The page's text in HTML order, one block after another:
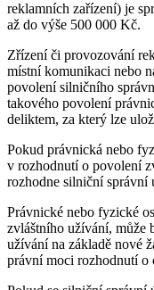
reklamních zařízení) je
až do výše 500 000 Kč.
Zřízení či provozování
místní komunikaci nebo
povolení silničního
takového povolení
deliktem, za který lze
Pokud právnická nebo
v rozhodnutí o povolení
rozhodne silniční správní
Právnické nebo fyzické
zvláštního užívání, může
užívání na základě nové
právní moci rozhodnutí o